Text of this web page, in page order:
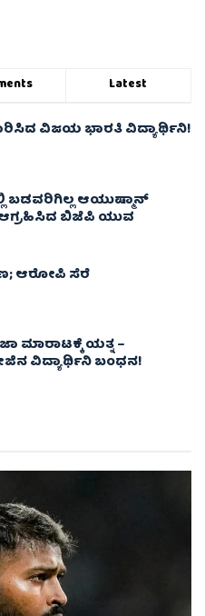
Latest
ವಿಜಯ ಭಾರತಿ ವಿದ್ಯಾರ್ಥಿನಿ!
ಬಡವರಿಗಿಲ್ಲ ಆಯುಷ್ಮಾನ್
ಆಗ್ರಹಿಸಿದ ಬಿಜೆಪಿ ಯುವ
ಆರೋಪಿ ಸೆರೆ
ಮಾರಾಟಕ್ಕೆ ಯತ್ನ –
ವಿದ್ಯಾರ್ಥಿನಿ ಬಂಧನ!